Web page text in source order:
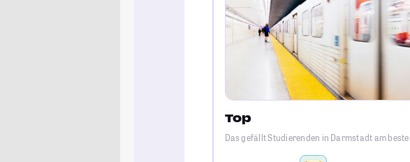
Top
Das gefällt Studierenden in Darmstadt am